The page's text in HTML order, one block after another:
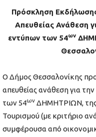
Πρόσκληση
Απευθείας Ανάθεση
εντύπων των 54ων
Ο Δήμος Θεσσαλονίκης
απευθείας ανάθεση για
των 54ων ΔΗΜΗΤΡΙΩΝ, της
Τουρισμού (με κριτήριο
συμφέρουσα από